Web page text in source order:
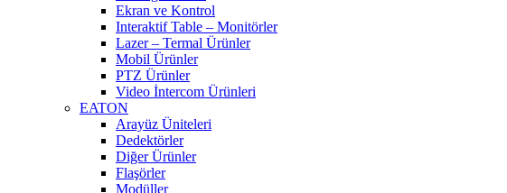
Ekran ve Kontrol
Interaktif Table – Monitörler
Lazer – Termal Ürünler
Mobil Ürünler
PTZ Ürünler
Video İntercom Ürünleri
EATON
Arayüz Üniteleri
Dedektörler
Diğer Ürünler
Flaşörler
Modüller